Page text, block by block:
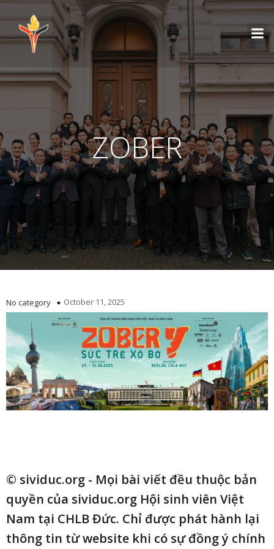
ZOBER
No category October 11, 2025
© sividuc.org - Mọi bài viết đều thuộc bản
quyền của sividuc.org Hội sinh viên Việt
Nam tại CHLB Đức. Chỉ được phát hành lại
thông tin từ website khi có sự đồng ý chính